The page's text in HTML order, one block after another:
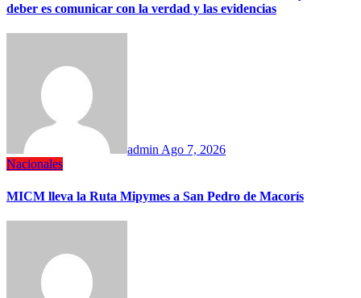
deber es comunicar con la verdad y las evidencias
adminAgo 7, 2026
Nacionales
MICM lleva la Ruta Mipymes a San Pedro de Macorís